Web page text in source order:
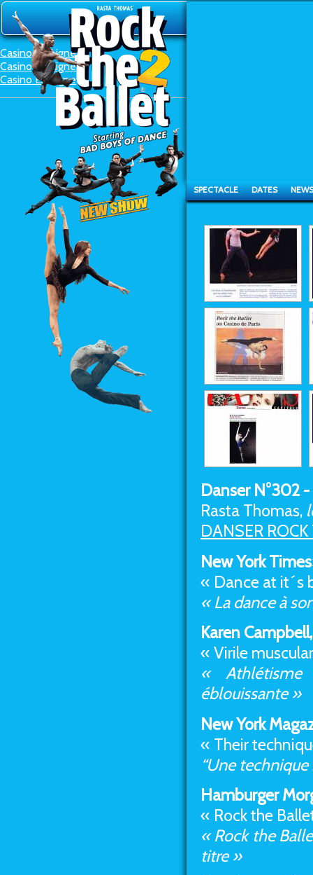
SPECTACLE DATES NEWS
Danser N°302
Rasta Thomas,
DANSER
New York Times
« Dance at it´s
« La dance à
Karen
« Virile
« Athlétisme
éblouissante »
New York
« Their
“Une
Hamburger
« Rock the
« Rock the
titre »
Casino En Ligne
Casino En Ligne
Casino En Ligne